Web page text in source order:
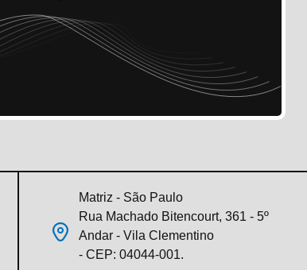
Matriz - São Paulo
Rua Machado Bitencourt, 361 - 5º
Andar - Vila Clementino
- CEP: 04044-001.